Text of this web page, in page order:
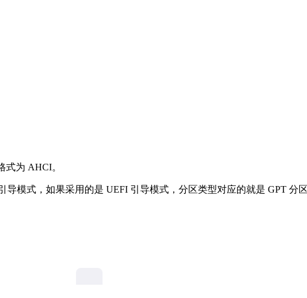
式为 AHCI。
导模式，如果采用的是 UEFI 引导模式，分区类型对应的就是 GPT 分